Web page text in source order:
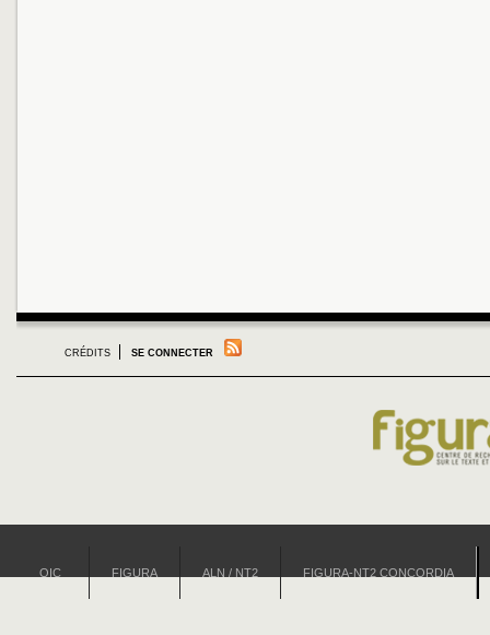
CRÉDITS SE CONNECTER
OIC FIGURA ALN / NT2 FIGURA-NT2 CONCORDIA